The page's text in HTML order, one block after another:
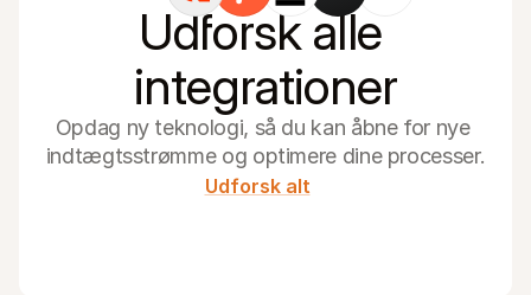
Udforsk alle
integrationer
Opdag ny teknologi, så du kan åbne for nye
indtægtsstrømme og optimere dine processer.
Udforsk alt